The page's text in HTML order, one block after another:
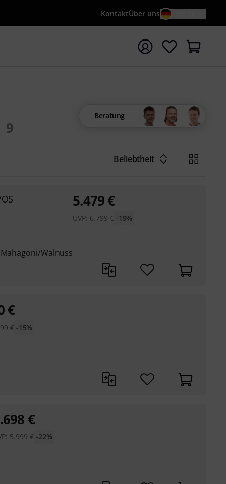
KontaktÜber uns
mit Suchwort {searchTerm} starten
9
Beratung
Beliebtheit
Walnuss
5.479€
UVP: 6.799 € -19%
€
€ -15%
€
5.999 € -22%